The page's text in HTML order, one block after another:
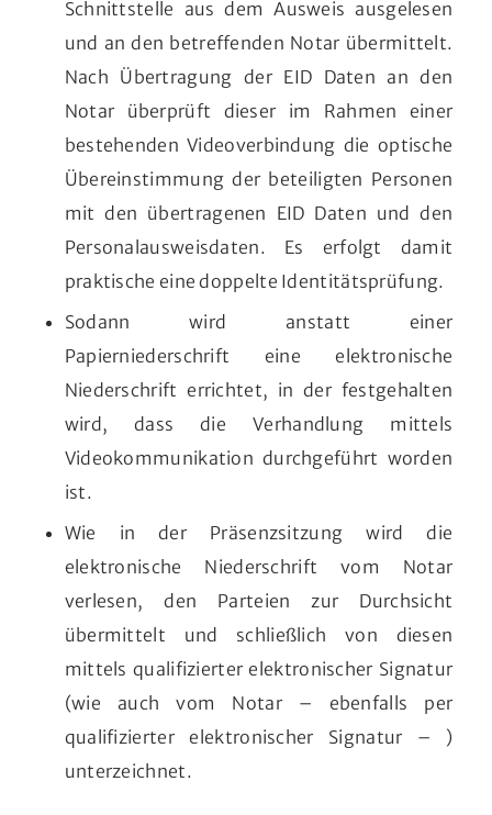
Schnittstelle aus dem Ausweis ausgelesen
und an den betreffenden Notar übermittelt.
Nach Übertragung der EID Daten an den
Notar überprüft dieser im Rahmen einer
bestehenden Videoverbindung die optische
Übereinstimmung der beteiligten Personen
mit den übertragenen EID Daten und den
Personalausweisdaten. Es erfolgt damit
praktische eine doppelte Identitätsprüfung.
Sodann wird anstatt einer
Papierniederschrift eine elektronische
Niederschrift errichtet, in der festgehalten
wird, dass die Verhandlung mittels
Videokommunikation durchgeführt worden
ist.
Wie in der Präsenzsitzung wird die
elektronische Niederschrift vom Notar
verlesen, den Parteien zur Durchsicht
übermittelt und schließlich von diesen
mittels qualifizierter elektronischer Signatur
(wie auch vom Notar – ebenfalls per
qualifizierter elektronischer Signatur – )
unterzeichnet.